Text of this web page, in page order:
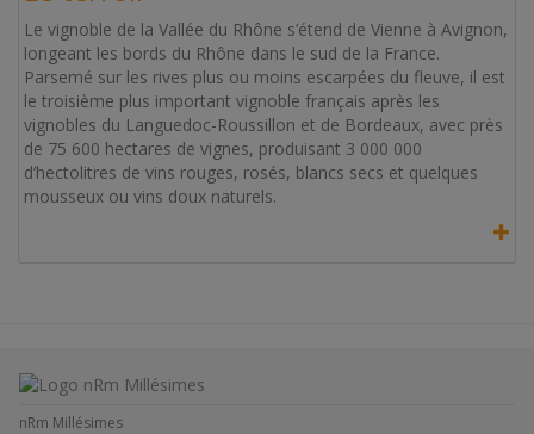
Le vignoble de la Vallée du Rhône s’étend de Vienne à Avignon,
longeant les bords du Rhône dans le sud de la France.
Parsemé sur les rives plus ou moins escarpées du fleuve, il est
le troisième plus important vignoble français après les
vignobles du Languedoc-Roussillon et de Bordeaux, avec près
de 75 600 hectares de vignes, produisant 3 000 000
d’hectolitres de vins rouges, rosés, blancs secs et quelques
mousseux ou vins doux naturels.
nRm Millésimes